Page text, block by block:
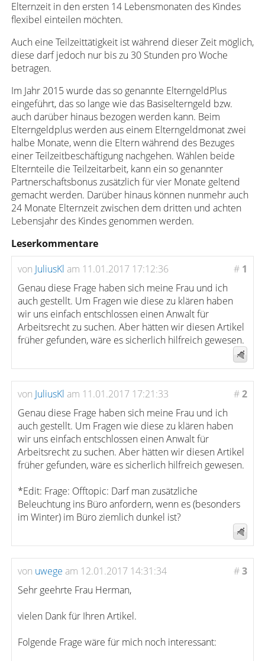
Elternzeit in den ersten 14 Lebensmonaten des Kindes
flexibel einteilen möchten.
Auch eine Teilzeittätigkeit ist während dieser Zeit möglich,
diese darf jedoch nur bis zu 30 Stunden pro Woche
betragen.
Im Jahr 2015 wurde das so genannte ElterngeldPlus
eingeführt, das so lange wie das Basiselterngeld bzw.
auch darüber hinaus bezogen werden kann. Beim
Elterngeldplus werden aus einem Elterngeldmonat zwei
halbe Monate, wenn die Eltern während des Bezuges
einer Teilzeitbeschäftigung nachgehen. Wählen beide
Elternteile die Teilzeitarbeit, kann ein so genannter
Partnerschaftsbonus zusätzlich für vier Monate geltend
gemacht werden. Darüber hinaus können nunmehr auch
24 Monate Elternzeit zwischen dem dritten und achten
Lebensjahr des Kindes genommen werden.
Leserkommentare
von JuliusKl am 11.01.2017 17:12:36 # 1
Genau diese Frage haben sich meine Frau und ich
auch gestellt. Um Fragen wie diese zu klären haben
wir uns einfach entschlossen einen Anwalt für
Arbeitsrecht zu suchen. Aber hätten wir diesen Artikel
früher gefunden, wäre es sicherlich hilfreich gewesen.
von JuliusKl am 11.01.2017 17:21:33 #2
Genau diese Frage haben sich meine Frau und ich
auch gestellt. Um Fragen wie diese zu klären haben
wir uns einfach entschlossen einen Anwalt für
Arbeitsrecht zu suchen. Aber hätten wir diesen Artikel
früher gefunden, wäre es sicherlich hilfreich gewesen.
*Edit: Frage: Offtopic: Darf man zusätzliche
Beleuchtung ins Büro anfordern, wenn es (besonders
im Winter) im Büro ziemlich dunkel ist?
von uwege am 12.01.2017 14:31:34 #3
Sehr geehrte Frau Herman,
vielen Dank für Ihren Artikel.
Folgende Frage wäre für mich noch interessant: